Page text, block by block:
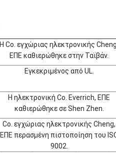
Η Co. εγχώριας ηλεκτρονικής
ΕΠΕ καθιερώθηκε στην Ταϊβάν.
Εγκεκριμένος από UL.
Η ηλεκτρονική Co. Everrich, ΕΠΕ
καθιερώθηκε σε Shen Zhen.
Co. εγχώριας ηλεκτρονικής Cheng,
ΕΠΕ περασμένη πιστοποίηση του
9002.